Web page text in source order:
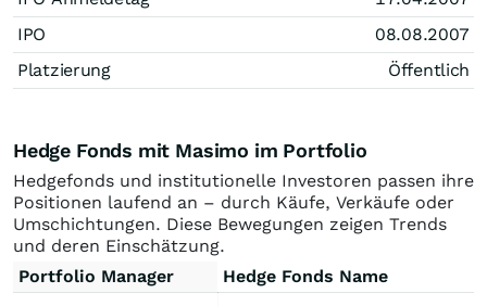
IPO
08.08.2007
Platzierung
Öffentlich
Hedge Fonds mit Masimo im Portfolio
Hedgefonds und institutionelle Investoren passen ihre
Positionen laufend an – durch Käufe, Verkäufe oder
Umschichtungen. Diese Bewegungen zeigen Trends
und deren Einschätzung.
Portfolio Manager
Hedge Fonds Name